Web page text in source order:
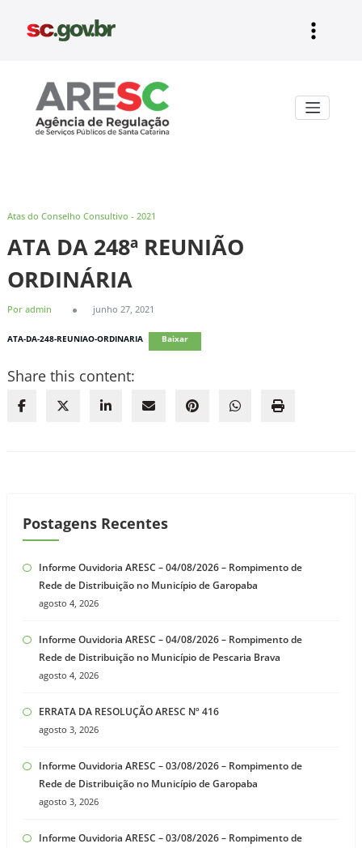
Atas do Conselho Consultivo - 2021
ATA DA 248ª REUNIÃO
ORDINÁRIA
Por admin junho 27, 2021
ATA-DA-248-REUNIAO-ORDINARIA Baixar
Share this content:
Postagens Recentes
Informe Ouvidoria ARESC – 04/08/2026 – Rompimento de
Rede de Distribuição no Município de Garopaba
agosto 4, 2026
Informe Ouvidoria ARESC – 04/08/2026 – Rompimento de
Rede de Distribuição no Município de Pescaria Brava
agosto 4, 2026
ERRATA DA RESOLUÇÃO ARESC Nº 416
agosto 3, 2026
Informe Ouvidoria ARESC – 03/08/2026 – Rompimento de
Rede de Distribuição no Município de Garopaba
agosto 3, 2026
Informe Ouvidoria ARESC – 03/08/2026 – Rompimento de